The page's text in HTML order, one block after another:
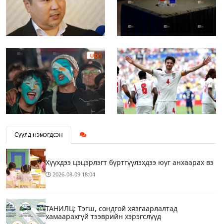
Сүүлд нэмэгдсэн
Хүүхдээ цэцэрлэгт бүртгүүлэхдээ юуг анхаарах вэ
2026-08-09 18:04
ТАНИЛЦ: Тэгш, сондгой хязгаарлалтад
хамаарахгүй тээврийн хэрэгслүүд